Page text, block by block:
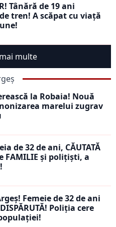
Tânără de 19 ani
tren! A scăpat cu viață
multe
la Robaia! Nouă
marelui zugrav
de 32 de ani, CĂUTATĂ
FAMILIE și polițiști, a
Femeie de 32 de ani
Poliția cere